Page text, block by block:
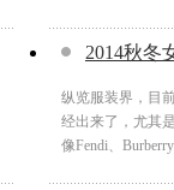
2014秋冬
纵览服装界，目
经出来了，尤其
像Fendi、